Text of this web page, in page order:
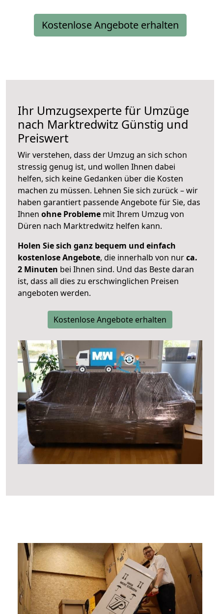
Kostenlose Angebote erhalten
Ihr Umzugsexperte für Umzüge
nach Marktredwitz Günstig und
Preiswert
Wir verstehen, dass der Umzug an sich schon
stressig genug ist, und wollen Ihnen dabei
helfen, sich keine Gedanken über die Kosten
machen zu müssen. Lehnen Sie sich zurück – wir
haben garantiert passende Angebote für Sie, das
Ihnen ohne Probleme mit Ihrem Umzug von
Düren nach Marktredwitz helfen kann.
Holen Sie sich ganz bequem und einfach
kostenlose Angebote, die innerhalb von nurca.
2 Minuten bei Ihnen sind. Und das Beste daran
ist, dass all dies zu erschwinglichen Preisen
angeboten werden.
Kostenlose Angebote erhalten